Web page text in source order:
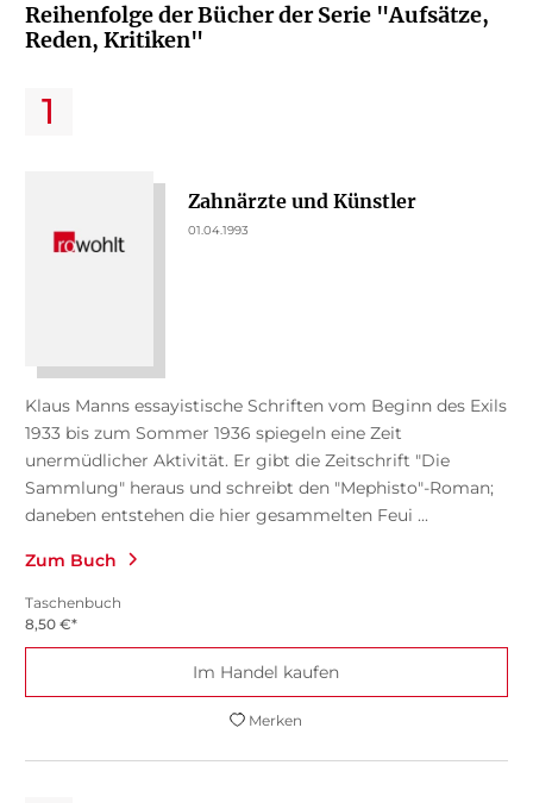
Reihenfolge der Bücher der Serie "Aufsätze,
Reden, Kritiken"
Zahnärzte und Künstler
01.04.1993
Klaus Manns essayistische Schriften vom Beginn des Exils
1933 bis zum Sommer 1936 spiegeln eine Zeit
unermüdlicher Aktivität. Er gibt die Zeitschrift "Die
Sammlung" heraus und schreibt den "Mephisto"-Roman;
daneben entstehen die hier gesammelten Feui ...
Zum Buch
Taschenbuch
8,50 €*
Im Handel kaufen
Merken